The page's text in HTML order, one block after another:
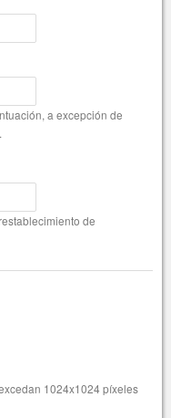
a excepción de
de
1024x1024 píxeles